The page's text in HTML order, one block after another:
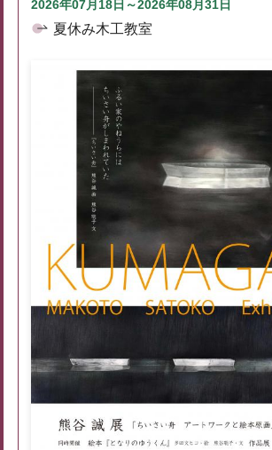
2026年07月18日～2026年08月31日
夏休み木工教室